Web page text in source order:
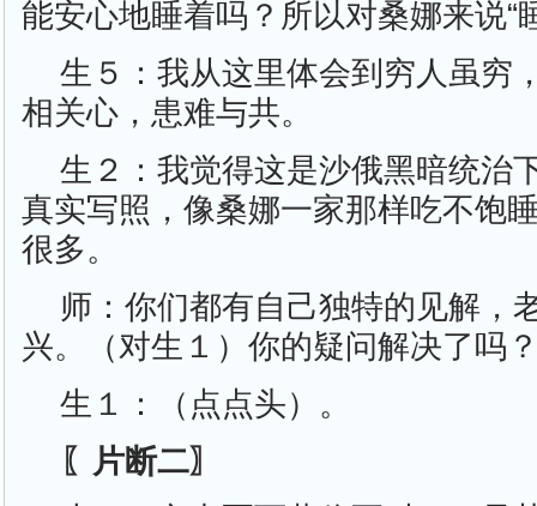
能安心地睡着吗？所以对桑娜来说“
生５：我从这里体会到穷人虽穷
相关心，患难与共。
生２：我觉得这是沙俄黑暗统治
真实写照，像桑娜一家那样吃不饱
很多。
师：你们都有自己独特的见解，
兴。（对生１）你的疑问解决了吗
生１：（点点头）。
〖片断二〗